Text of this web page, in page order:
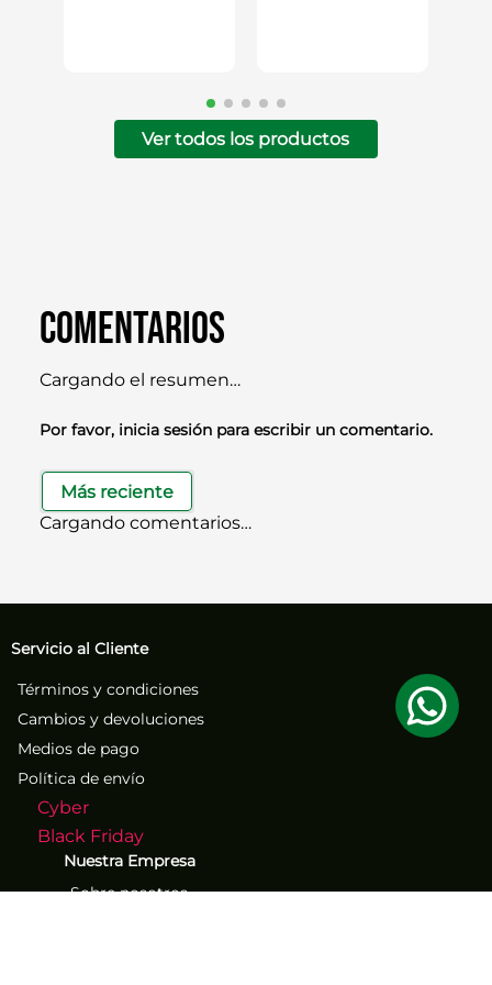
Ver todos los productos
Comentarios
Cargando el resumen…
Por favor, inicia sesión para escribir un comentario.
Más reciente
Cargando comentarios…
Servicio al Cliente
Términos y condiciones
Cambios y devoluciones
Medios de pago
Política de envío
Cyber
Black Friday
Nuestra Empresa
Sobre nosotros